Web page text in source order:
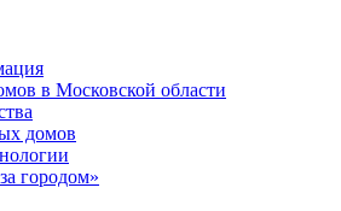
в Московской области
домов
городом»